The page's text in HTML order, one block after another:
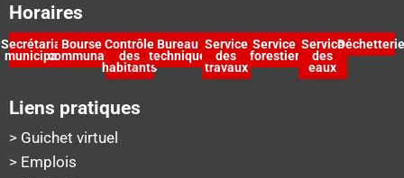
Horaires
Secrétariat
municipal
Bourse
communale
Contrôle
des
habitants
Bureau
technique
Service
des
travaux
Service
forestier
Service
des
eaux
Déchetterie
Liens pratiques
> Guichet virtuel
> Emplois